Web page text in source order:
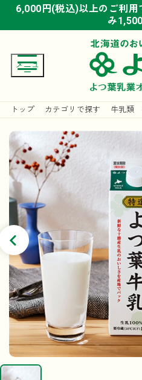
6,000円(税込)以上のご利用
み1,500
6,000円(税込)以上のご利用
み1,500
6,000円(税込)以上のご利用
み1,500
トップ カテゴリで探す 牛乳類